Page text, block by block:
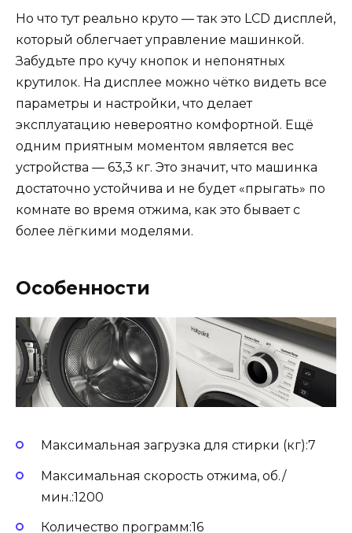
Но что тут реально круто — так это LCD дисплей,
который облегчает управление машинкой.
Забудьте про кучу кнопок и непонятных
крутилок. На дисплее можно чётко видеть все
параметры и настройки, что делает
эксплуатацию невероятно комфортной. Ещё
одним приятным моментом является вес
устройства — 63,3 кг. Это значит, что машинка
достаточно устойчива и не будет «прыгать» по
комнате во время отжима, как это бывает с
более лёгкими моделями.
Особенности
Максимальная загрузка для стирки (кг):7
Максимальная скорость отжима, об./
мин.:1200
Количество программ:16